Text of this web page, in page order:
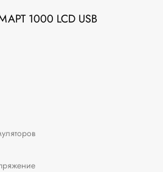
1000 LCD USB